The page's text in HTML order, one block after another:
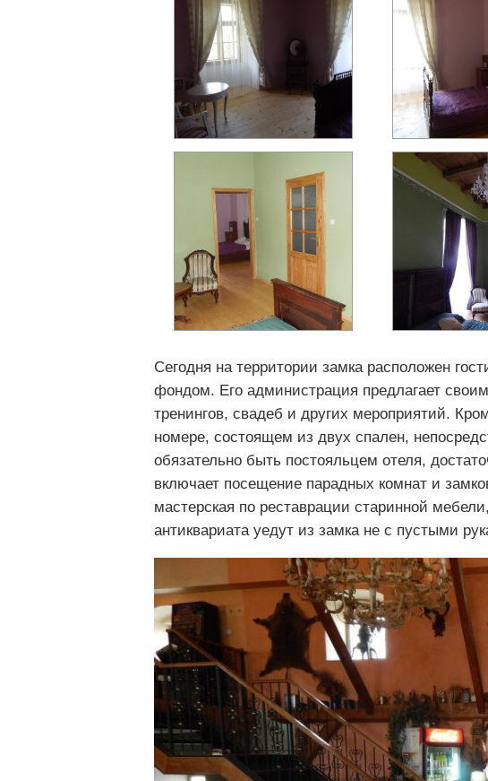
Сегодня на территории замка расположен
фондом. Его администрация предлагает
тренингов, свадеб и других мероприятий.
номере, состоящем из двух спален,
обязательно быть постояльцем отеля,
включает посещение парадных комнат и
мастерская по реставрации старинной
антиквариата уедут из замка не с пустыми